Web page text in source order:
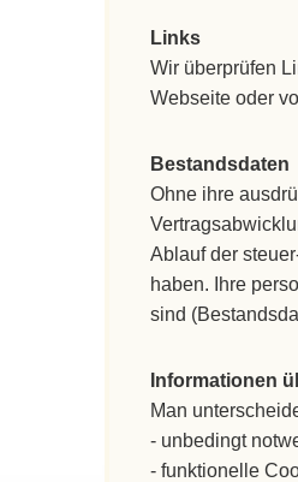
Links
Wir überprüfen
Webseite oder
Bestandsdaten
Ohne ihre
Ablauf der
haben. Ihre
sind
Informationen
Man
- unbedingt
- funktionelle